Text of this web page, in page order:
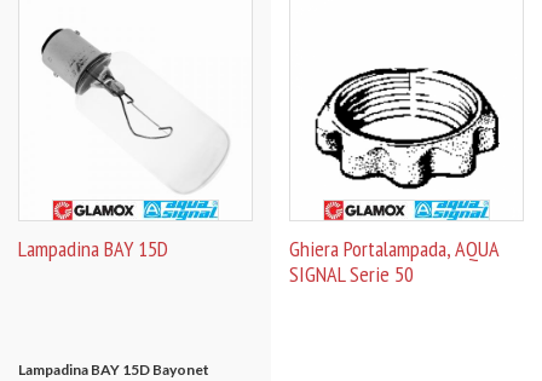
Lampadina BAY 15D
Lampadina BAY 15D Bayonet
Ghiera Portalampada, AQUA
SIGNAL Serie 50